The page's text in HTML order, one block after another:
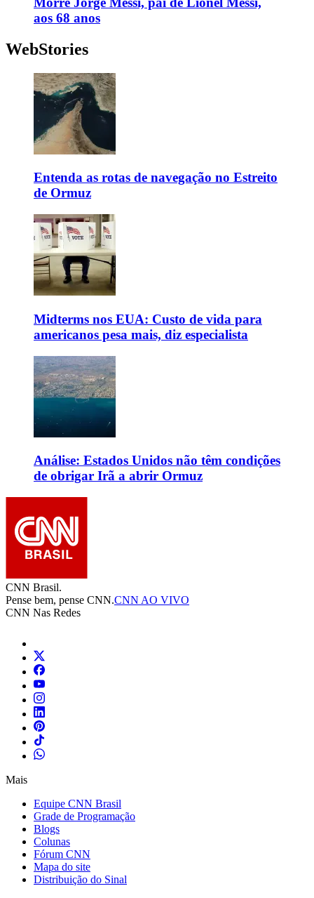
aos 68 anos
WebStories
Entenda as rotas de navegação no Estreito
de Ormuz
Midterms nos EUA: Custo de vida para
americanos pesa mais, diz especialista
Análise: Estados Unidos não têm condições
de obrigar Irã a abrir Ormuz
CNN Brasil.
Pense bem, pense CNN.CNN AO VIVO
CNN Nas Redes
Mais
Equipe CNN Brasil
Grade de Programação
Blogs
Colunas
Fórum CNN
Mapa do site
Distribuição do Sinal